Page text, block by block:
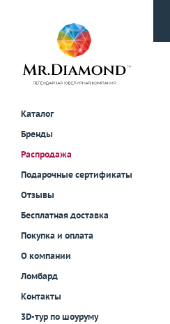
Каталог
Бренды
Распродажа
Подарочные сертификаты
Отзывы
Бесплатная доставка
Покупка и оплата
О компании
Ломбард
Контакты
3D-тур по шоуруму
примерки!